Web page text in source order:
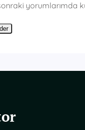
yorumlarımda